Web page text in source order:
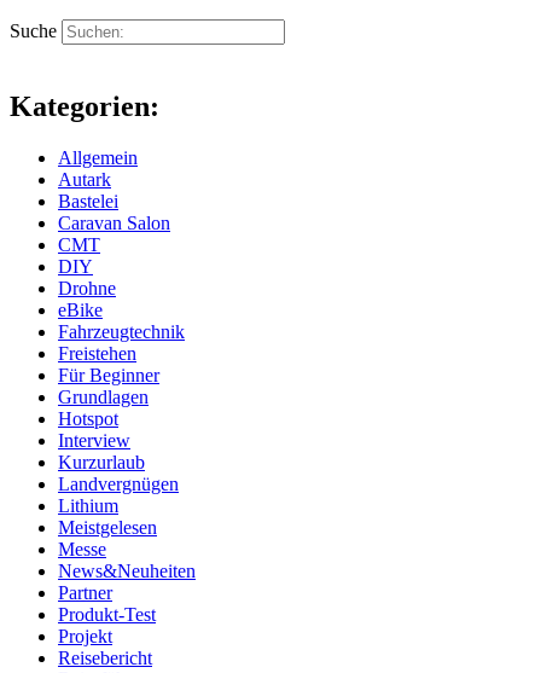
Suche
Kategorien:
Allgemein
Autark
Bastelei
Caravan Salon
CMT
DIY
Drohne
eBike
Fahrzeugtechnik
Freistehen
Für Beginner
Grundlagen
Hotspot
Interview
Kurzurlaub
Landvergnügen
Lithium
Meistgelesen
Messe
News&Neuheiten
Partner
Produkt-Test
Projekt
Reisebericht